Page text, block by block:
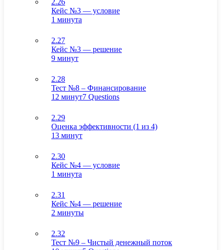
Кейс №3 — условие
1 минута
2.27
Кейс №3 — решение
9 минут
2.28
Тест №8 – Финансирование
12 минут7 Questions
2.29
Оценка эффективности (1 из 4)
13 минут
2.30
Кейс №4 — условие
1 минута
2.31
Кейс №4 — решение
2 минуты
2.32
Тест №9 – Чистый денежный поток